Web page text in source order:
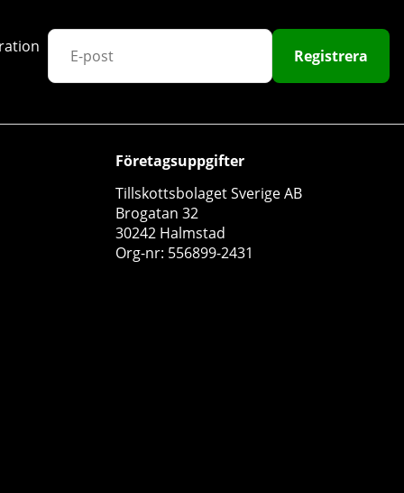
10
Registrera
Företagsuppgifter
Tillskottsbolaget Sverige AB
Brogatan 32
30242 Halmstad
Org-nr: 556899-2431